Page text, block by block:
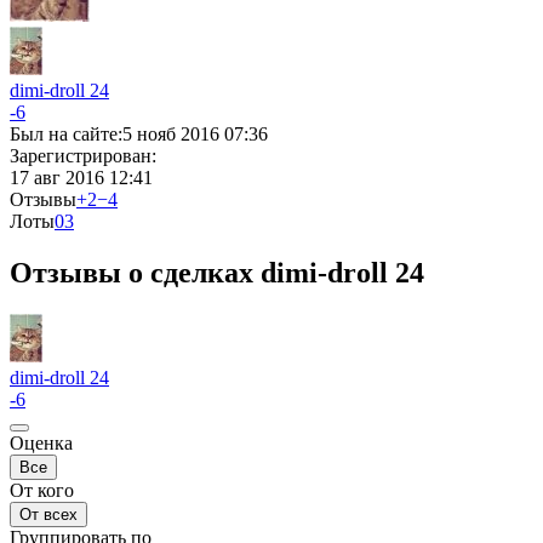
dimi-droll 24
-6
Был на сайте:5 нояб 2016 07:36
Зарегистрирован:
17 авг 2016 12:41
Отзывы+2−4
Лоты03
Отзывы о сделках dimi-droll 24
dimi-droll 24
-6
Оценка
Все
От кого
От всех
Группировать по